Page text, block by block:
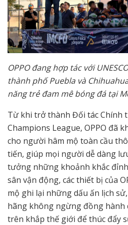
OPPO đang hợp tác với
thành phố Puebla và
năng trẻ đam mê bóng đá tại
Từ khi trở thành Đối tác Chính
Champions League, OPPO đã
cho người hâm mộ toàn cầu
tiến, giúp mọi người dễ dàng
tưởng những khoảnh khắc
sân vận động, các thiết bị của
mộ ghi lại những dấu ấn lịch
hãng không ngừng đồng hành
trên khắp thế giới để thúc đẩy